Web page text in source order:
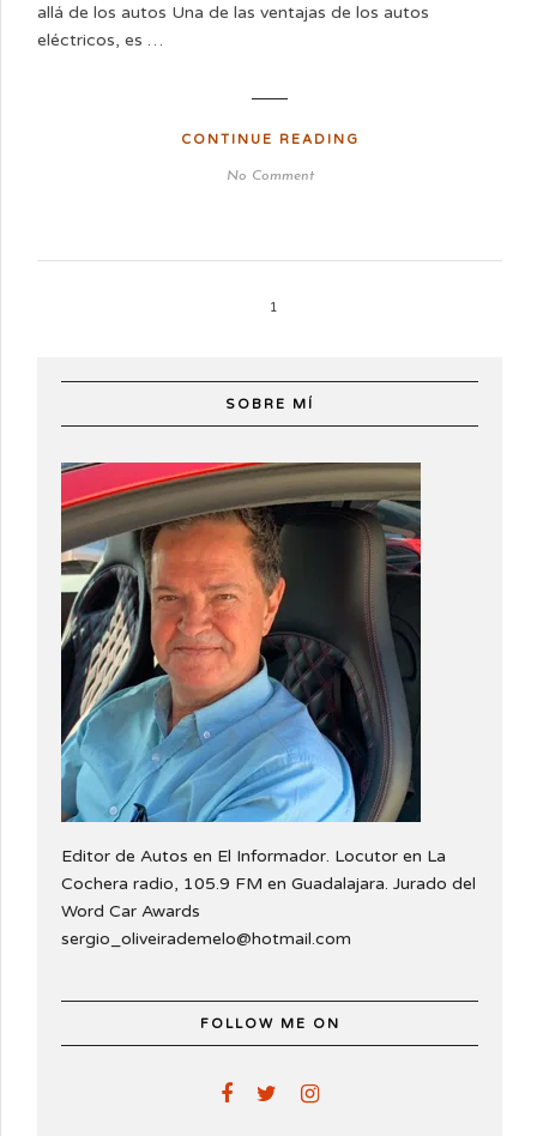
allá de los autos Una de las ventajas de los autos
eléctricos, es …
CONTINUE READING
No Comment
1
SOBRE MÍ
Editor de Autos en El Informador. Locutor en La
Cochera radio, 105.9 FM en Guadalajara. Jurado del
Word Car Awards
sergio_oliveirademelo@hotmail.com
FOLLOW ME ON